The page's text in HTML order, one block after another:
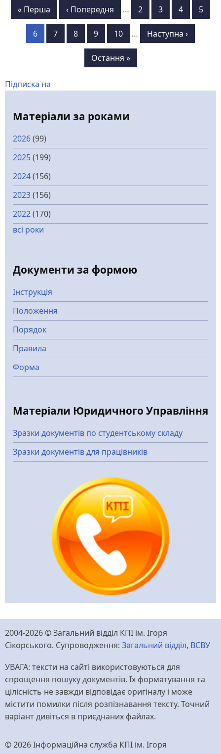
Розбивка
на
сторінки
Перша
сторінка
« Перша
Попередня
сторінка
‹ Попередня … Сторінка
2 Сторінка
3 Сторінка
4 5
Сторінка
6 Сторінка
7 Сторінка
8 Сторінка
9 Сторінка
10 …
Наступна
сторінка
Наступна ›
Остання
сторінка
Остання »
Підписка на
Матеріали за роками
2026(99)
2025(199)
2024(156)
2023(156)
2022(170)
всі роки
Документи за формою
Інструкція
Положення
Порядок
Правила
Форма
Матеріали Юридичного Управління
Зразки документів по студентському складу
Зразки документів для працівників
2004-2026 © Загальний відділ КПІ ім. Ігоря
Сікорського. Супроводження: Загальний відділ, ВСВУ
УВАГА: тексти на сайті використовуються для
спрощення пошуку документів. Їх форматування та
цілісність не завжди відповідає оригіналу і може
містити помилки після розпізнавання тексту. Точний
варіант дивіться в приєднаних файлах.
© 2026 Інформаційна служба КПІ ім. Ігоря